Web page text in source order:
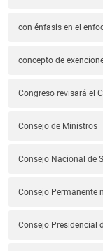
con énfasis en el
concepto de
Congreso revisará el
Consejo de Ministros
Consejo Nacional de
Consejo Permanente
Consejo Presidencial